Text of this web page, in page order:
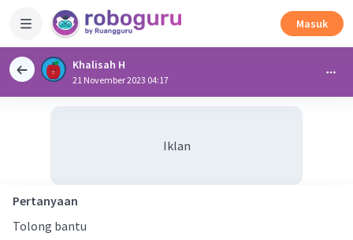
Masuk
Khalisah H
21 November 2023 04:17
Iklan
Pertanyaan
Tolong bantu